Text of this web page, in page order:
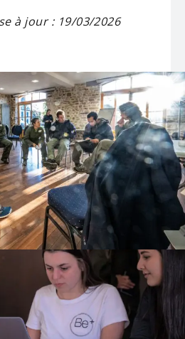
à jour : 19/03/2026